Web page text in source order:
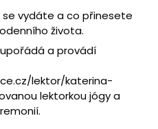
se vydáte a co přinesete
života.
a provádí
lektor/katerina-
lektorkou jógy a